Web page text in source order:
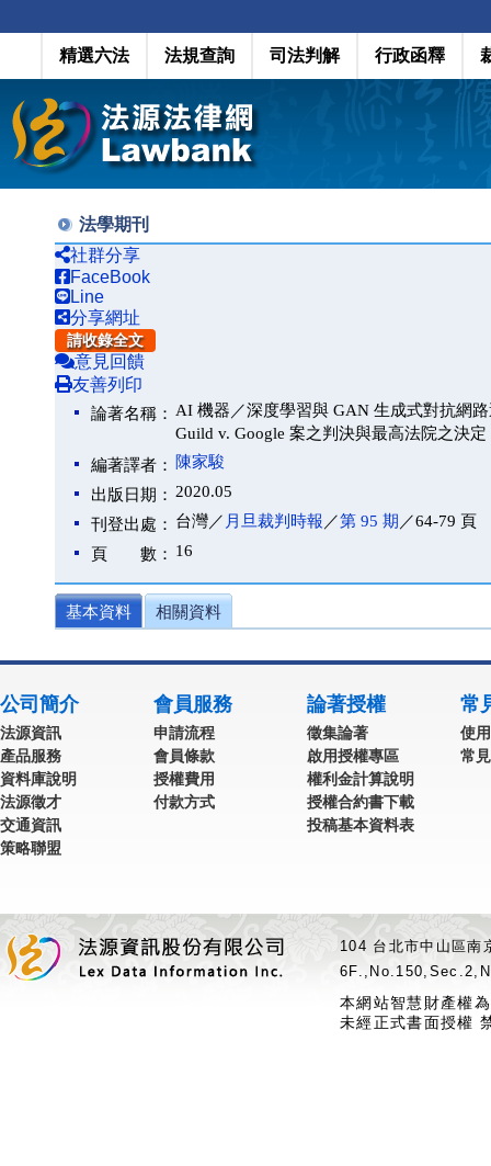
精選六法 法規查詢 司法判解 行政函釋
法學期刊
社群分享
FaceBook
Line
分享網址
請收錄全文
意見回饋
友善列印
論著名稱： AI 機器／深度學習與 GAN 生成式對抗網
Guild v. Google 案之判決與最高法院之決定
編著譯者：
陳家駿
出版日期： 2020.05
刊登出處： 台灣／ 月旦裁判時報 ／第 95 期 ／64-79 頁
頁 數： 16
基本資料 相關資料
公司簡介
法源資訊
產品服務
資料庫說明
法源徵才
交通資訊
策略聯盟
會員服務
申請流程
會員條款
授權費用
付款方式
論著授權
徵集論著
啟用授權專區
權利金計算說明
授權合約書下載
投稿基本資料表
常
使
常
104 台北市中山區
本網站智慧財產權
未經正式書面授權